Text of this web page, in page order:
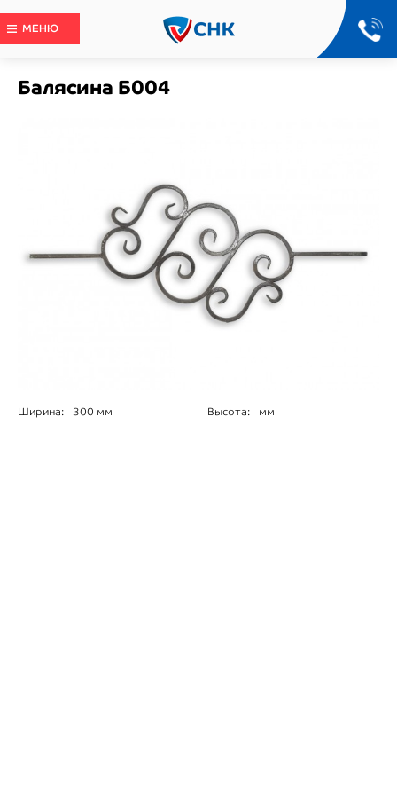
МЕНЮ
Балясина Б004
Ширина: 300 мм Высота: мм